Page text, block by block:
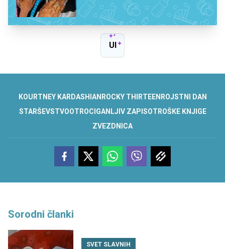
UI
KOURTNEY KARDASHIAN ROCKY THIRTEEN ROJSTNI DAN
STARŠEVSTVOOTROCI GANLJIV ZAPISOTROŠKE KNJIGE
ZVEZDNICA
Sorodni članki
SVET SLAVNIH